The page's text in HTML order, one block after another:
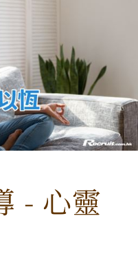
- 心靈